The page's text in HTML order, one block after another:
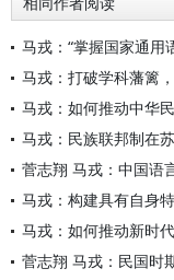
马戎：“掌握国家通用
马戎：如何推动中华
马戎：民族联邦制在
菅志翔 马戎：中国语
马戎：构建具有自身
马戎：如何推动新时
菅志翔 马戎：民国时